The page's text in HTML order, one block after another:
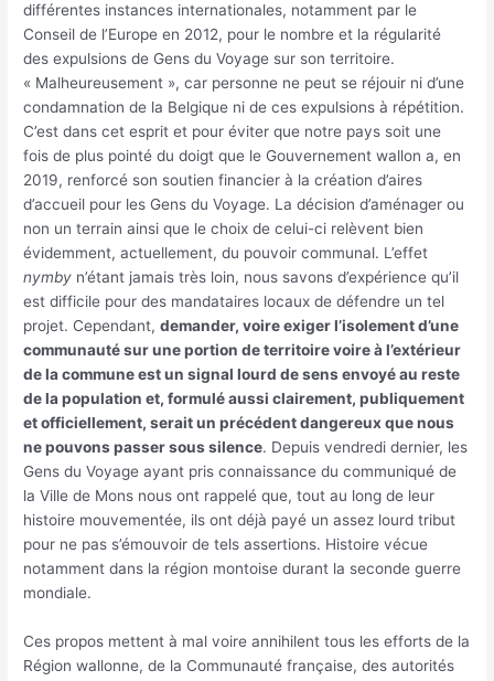
différentes instances internationales, notamment par le
Conseil de l’Europe en 2012, pour le nombre et la régularité
des expulsions de Gens du Voyage sur son territoire.
« Malheureusement », car personne ne peut se réjouir ni d’une
condamnation de la Belgique ni de ces expulsions à répétition.
C’est dans cet esprit et pour éviter que notre pays soit une
fois de plus pointé du doigt que le Gouvernement wallon a, en
2019, renforcé son soutien financier à la création d’aires
d’accueil pour les Gens du Voyage. La décision d’aménager ou
non un terrain ainsi que le choix de celui-ci relèvent bien
évidemment, actuellement, du pouvoir communal. L’effet
nymby n’étant jamais très loin, nous savons d’expérience qu’il
est difficile pour des mandataires locaux de défendre un tel
projet. Cependant,demander, voire exiger l’isolement d’une
communauté sur une portion de territoire voire à l’extérieur
de la commune est un signal lourd de sens envoyé au reste
de la population et, formulé aussi clairement, publiquement
et officiellement, serait un précédent dangereux que nous
ne pouvons passer sous silence. Depuis vendredi dernier, les
Gens du Voyage ayant pris connaissance du communiqué de
la Ville de Mons nous ont rappelé que, tout au long de leur
histoire mouvementée, ils ont déjà payé un assez lourd tribut
pour ne pas s’émouvoir de tels assertions. Histoire vécue
notamment dans la région montoise durant la seconde guerre
mondiale.
Ces propos mettent à mal voire annihilent tous les efforts de la
Région wallonne, de la Communauté française, des autorités